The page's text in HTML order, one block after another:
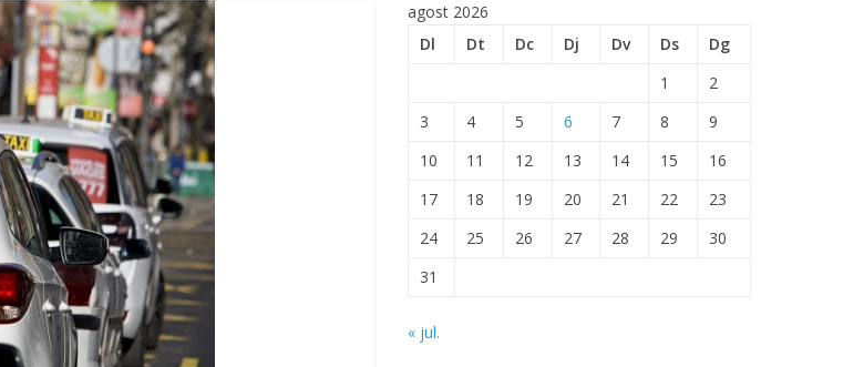
agost 2026
Dl
Dt Dc Dj Dv Ds
Dg
1
2
3
4 5 6 7 8
9
10
11 12 13 14 15
16
17
18 19 20 21 22
23
24
25 26 27 28 29
30
31
« jul.